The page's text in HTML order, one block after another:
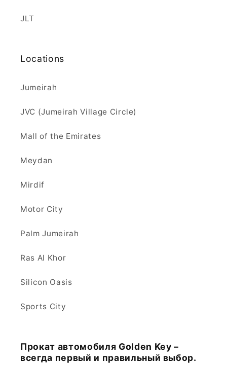
JLT
Locations
Jumeirah
JVC (Jumeirah Village Circle)
Mall of the Emirates
Meydan
Mirdif
Motor City
Palm Jumeirah
Ras Al Khor
Silicon Oasis
Sports City
Прокат автомобиля Golden Key –
всегда первый и правильный выбор.